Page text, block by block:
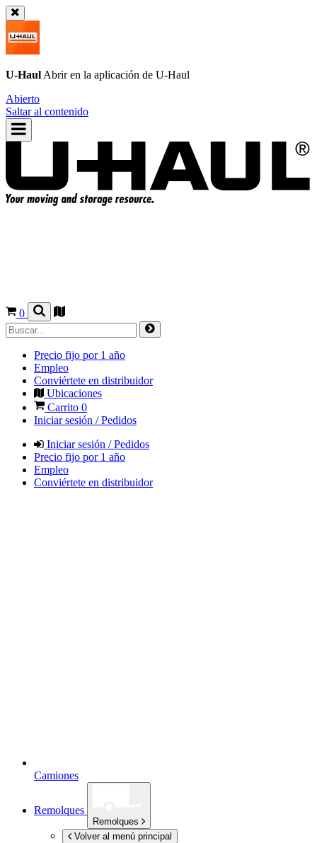
U-Haul Abrir en la aplicación de U-Haul
Abierto
Saltar al contenido
0
Precio fijo por 1 año
Empleo
Conviértete en distribuidor
Ubicaciones
Carrito 0
Iniciar sesión / Pedidos
Iniciar sesión / Pedidos
Precio fijo por 1 año
Empleo
Conviértete en distribuidor
Camiones
Remolques
Remolques
Volver al menú principal